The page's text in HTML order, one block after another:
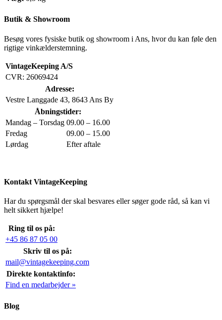
Butik & Showroom
Besøg vores fysiske butik og showroom i Ans, hvor du kan føle den
rigtige vinkælderstemning.
VintageKeeping A/S
CVR: 26069424
Adresse:
Vestre Langgade 43, 8643 Ans By
Åbningstider:
Mandag – Torsdag 09.00 – 16.00
Fredag
09.00 – 15.00
Lørdag
Efter aftale
Kontakt VintageKeeping
Har du spørgsmål der skal besvares eller søger gode råd, så kan vi
helt sikkert hjælpe!
Ring til os på:
+45 86 87 05 00
Skriv til os på:
mail@vintagekeeping.com
Direkte kontaktinfo:
Find en medarbejder »
Blog